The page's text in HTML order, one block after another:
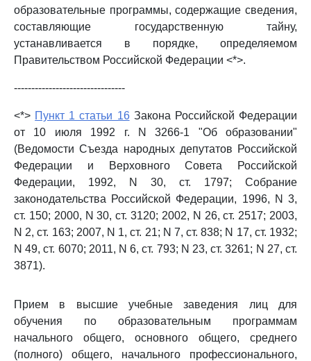
образовательные программы, содержащие сведения,
составляющие государственную тайну,
устанавливается в порядке, определяемом
Правительством Российской Федерации <*>.
--------------------------------
<*> Пункт 1 статьи 16Закона Российской Федерации
от 10 июля 1992 г. N 3266-1 "Об образовании"
(Ведомости Съезда народных депутатов Российской
Федерации и Верховного Совета Российской
Федерации, 1992, N 30, ст. 1797; Собрание
законодательства Российской Федерации, 1996, N 3,
ст. 150; 2000, N 30, ст. 3120; 2002, N 26, ст. 2517; 2003,
N 2, ст. 163; 2007, N 1, ст. 21; N 7, ст. 838; N 17, ст. 1932;
N 49, ст. 6070; 2011, N 6, ст. 793; N 23, ст. 3261; N 27, ст.
3871).
Прием в высшие учебные заведения лиц для
обучения по образовательным программам
начального общего, основного общего, среднего
(полного) общего, начального профессионального,